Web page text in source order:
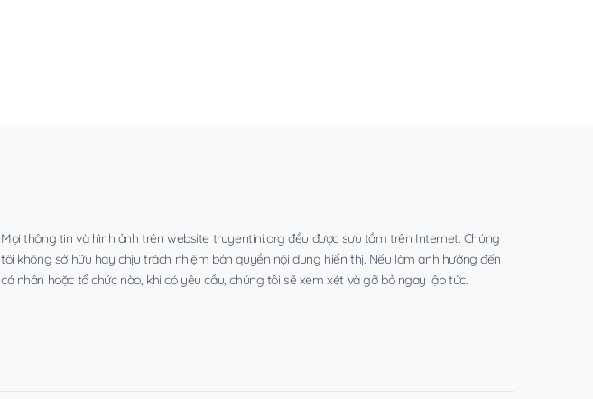
Mọi thông tin và hình ảnh trên website truyentini.org đều được sưu tầm trên Internet. Chúng
tôi không sở hữu hay chịu trách nhiệm bản quyền nội dung hiển thị. Nếu làm ảnh hưởng đến
cá nhân hoặc tổ chức nào, khi có yêu cầu, chúng tôi sẽ xem xét và gỡ bỏ ngay lập tức.